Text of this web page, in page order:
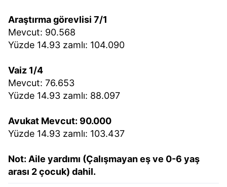
Araştırma görevlisi 7/1
Mevcut: 90.568
Yüzde 14.93 zamlı: 104.090
Vaiz 1/4
Mevcut: 76.653
Yüzde 14.93 zamlı: 88.097
Avukat Mevcut: 90.000
Yüzde 14.93 zamlı: 103.437
Not: Aile yardımı (Çalışmayan eş ve 0-6 yaş
arası 2 çocuk) dahil.